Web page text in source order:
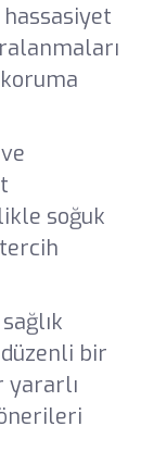
soğuk
bir
yararlı